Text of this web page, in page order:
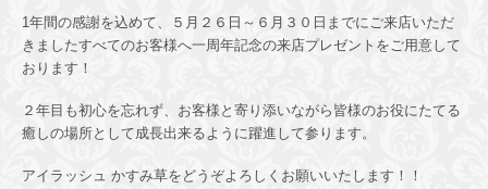
1年間の感謝を込めて、５月２６日～６月３０日までにご来店いただ
きましたすべてのお客様へ一周年記念の来店プレゼントをご用意して
おります！
２年目も初心を忘れず、お客様と寄り添いながら皆様のお役にたてる
癒しの場所として成長出来るように躍進して参ります。
アイラッシュ かすみ草をどうぞよろしくお願いいたします！！